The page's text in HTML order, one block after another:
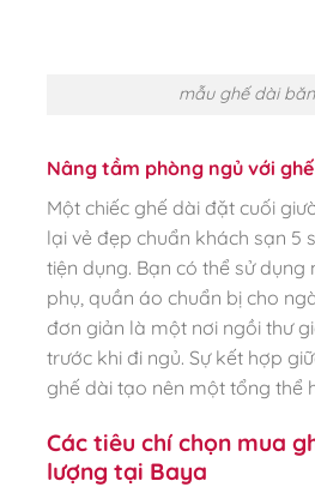
mẫu ghế dài
Nâng tầm phòng ngủ với
Một chiếc ghế dài đặt cuối
lại vẻ đẹp chuẩn khách sạn 5
tiện dụng. Bạn có thể sử
phụ, quần áo chuẩn bị cho
đơn giản là một nơi ngồi thư
trước khi đi ngủ. Sự kết hợp
ghế dài tạo nên một tổng thể
Các tiêu chí chọn mua
lượng tại Baya